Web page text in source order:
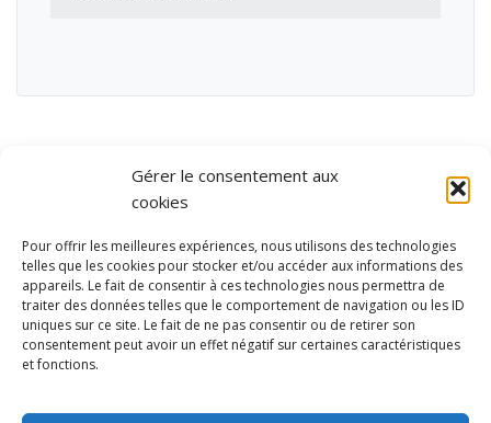
Gérer le consentement aux
cookies
Pour offrir les meilleures expériences, nous utilisons des technologies
telles que les cookies pour stocker et/ou accéder aux informations des
appareils. Le fait de consentir à ces technologies nous permettra de
traiter des données telles que le comportement de navigation ou les ID
uniques sur ce site. Le fait de ne pas consentir ou de retirer son
consentement peut avoir un effet négatif sur certaines caractéristiques
et fonctions.
et de loisirs